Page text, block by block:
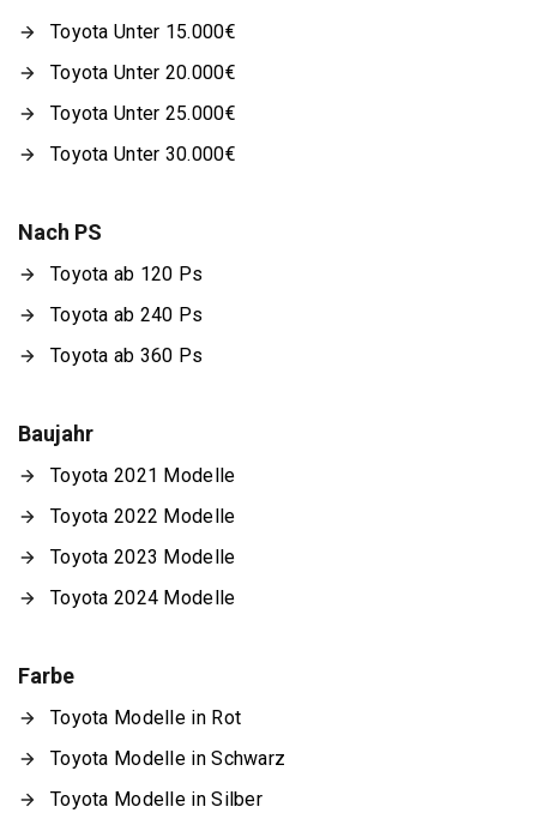
Toyota Unter 15.000€
Toyota Unter 20.000€
Toyota Unter 25.000€
Toyota Unter 30.000€
Nach PS
Toyota ab 120 Ps
Toyota ab 240 Ps
Toyota ab 360 Ps
Baujahr
Toyota 2021 Modelle
Toyota 2022 Modelle
Toyota 2023 Modelle
Toyota 2024 Modelle
Farbe
Toyota Modelle in Rot
Toyota Modelle in Schwarz
Toyota Modelle in Silber